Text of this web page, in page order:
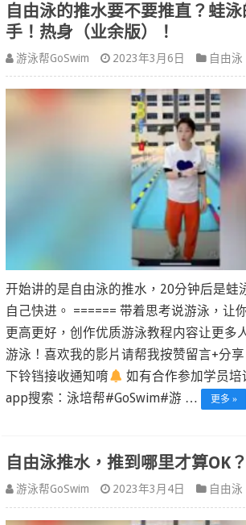
自由泳的推水要不要推直？蛙泳
手！热身（业余版）！
游泳帮GoSwim 2023年3月6日 自由泳
开始讲的是自由泳的推水，20分钟后是蛙
自己快进。 ====== 带着思考说游泳，让
更高更好，创作优质游泳教程内容让更多
游泳！喜欢我的影片请帮我按赞留言+分享
下铃铛接收通知唷
如有合作参加学员
app搜索：泳培帮#GoSwim#游 …
更多 »
自由泳推水，推到哪里才算OK？
游泳帮GoSwim 2023年3月4日 自由泳